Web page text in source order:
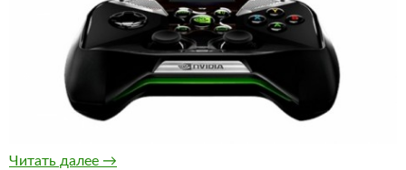
Читать далее NVIDIA показала портативную игровую
→